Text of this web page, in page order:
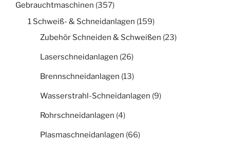
Gebrauchtmaschinen (357)
1 Schweiß- & Schneidanlagen (159)
Zubehör Schneiden & Schweißen (23)
Laserschneidanlagen (26)
Brennschneidanlagen (13)
Wasserstrahl-Schneidanlagen (9)
Rohrschneidanlagen (4)
Plasmaschneidanlagen (66)